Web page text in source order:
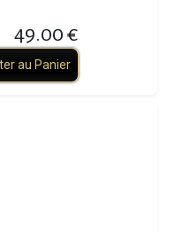
49.00 €
au Panier